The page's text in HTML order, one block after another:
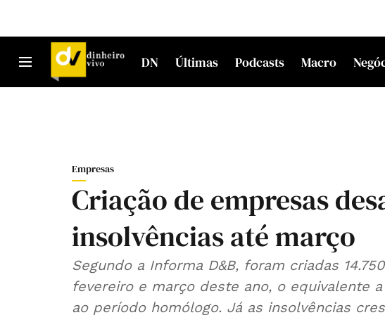
DN Últimas Podcasts Macro
Empresas
Criação de empresas
insolvências até março
Segundo a Informa D&B, foram criadas
fevereiro e março deste ano, o equivalente
ao período homólogo. Já as insolvências